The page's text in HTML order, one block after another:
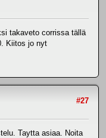
takaveto corrissa tällä
Kiitos jo nyt
#27
Taytta asiaa. Noita